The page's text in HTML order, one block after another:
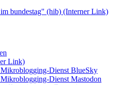
bundestag" (hib) (Interner Link)
Link)
Dienst BlueSky
Dienst Mastodon